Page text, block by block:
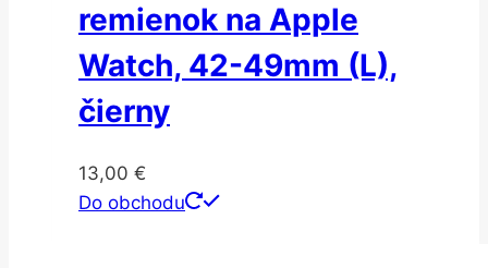
remienok na Apple
Watch, 42-49mm (L),
čierny
13,00 €
Do obchodu